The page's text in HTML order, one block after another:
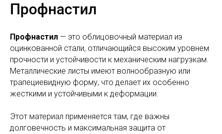
Профнастил
Профнастил — это облицовочный материал из
оцинкованной стали, отличающийся высоким уровнем
прочности и устойчивости к механическим нагрузкам.
Металлические листы имеют волнообразную или
трапециевидную форму, что делает их особенно
жесткими и устойчивыми к деформации.
Этот материал применяется там, где важны
долговечность и максимальная защита от